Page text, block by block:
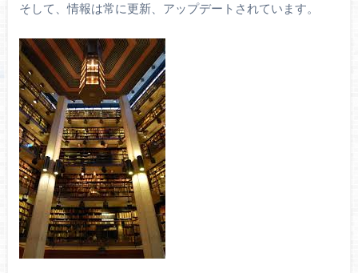
そして、情報は常に更新、アップデートされています。